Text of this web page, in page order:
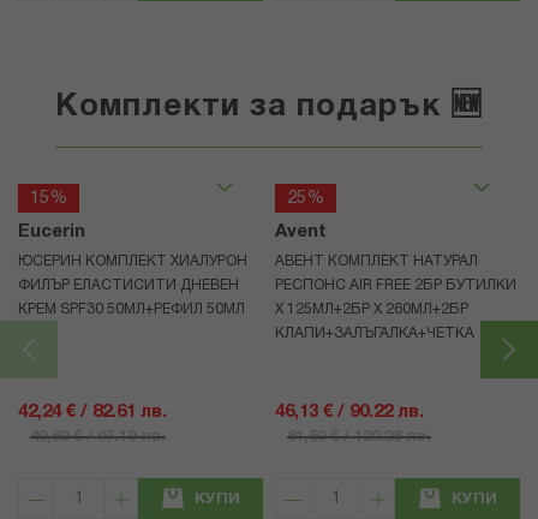
Комплекти за подарък 🆕
15%
Eucerin
ЮСЕРИН КОМПЛЕКТ ХИАЛУРОН
ФИЛЪР ЕЛАСТИСИТИ ДНЕВЕН
КРЕМ SPF30 50МЛ+РЕФИЛ 50МЛ
42,24 € / 82.61 лв.
49,69 € / 97.19 лв.
КУПИ
25%
Avent
АВЕНТ КОМПЛЕКТ НАТУРАЛ
РЕСПОНС AIR FREE 2БР БУТИЛКИ
Х 125МЛ+2БР Х 260МЛ+2БР
КЛАПИ+ЗАЛЪГАЛКА+ЧЕТКА
46,13 € / 90.22 лв.
61,50 € / 120.28 лв.
КУПИ